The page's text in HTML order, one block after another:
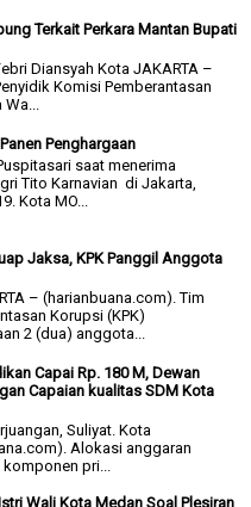
Terkait Perkara Mantan Bupati
Diansyah Kota JAKARTA –
Komisi Pemberantasan
Penghargaan
saat menerima
Tito Karnavian di Jakarta,
Kota MO...
Jaksa, KPK Panggil Anggota
– (harianbuana.com). Tim
Korupsi (KPK)
2 (dua) anggota...
Capai Rp. 180 M, Dewan
Capaian kualitas SDM Kota
Suliyat. Kota
Alokasi anggaran
pri...
Wali Kota Medan Soal Plesiran